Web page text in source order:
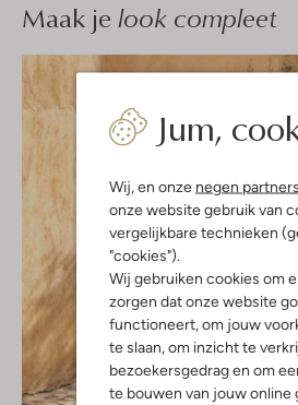
Jum,
Wij, en onze negen partners
onze website gebruik van
vergelijkbare technieken
"cookies").
Wij gebruiken cookies om
zorgen dat onze website
functioneert, om jouw
te slaan, om inzicht te
bezoekersgedrag en om
te bouwen van jouw online
Maak je look compleet